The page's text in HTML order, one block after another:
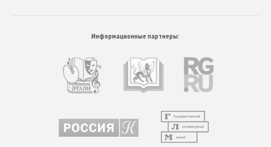
Информационные партнеры: